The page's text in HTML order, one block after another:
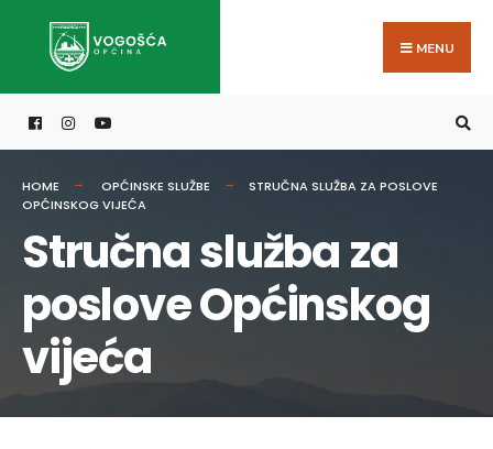
MENU
HOME OPĆINSKE SLUŽBE
STRUČNA SLUŽBA ZA POSLOVE
OPĆINSKOG VIJEĆA
Stručna služba za
poslove Općinskog
vijeća